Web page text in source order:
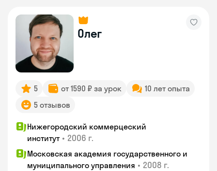
Олег
5 от 1590 ₽ за урок
10 лет опыта
5 отзывов
Нижегородский коммерцеский
институт • 2006 г.
Московская академия государственного и
муниципального управления • 2008 г.